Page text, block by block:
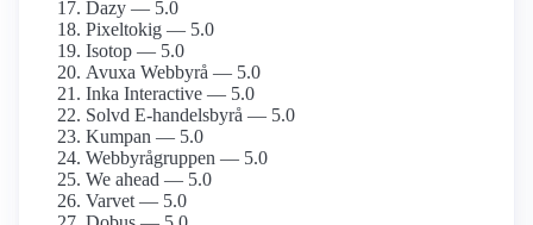
Dazy — 5.0
Pixeltokig — 5.0
Isotop — 5.0
Avuxa Webbyrå — 5.0
Inka Interactive — 5.0
Solvd E-handelsbyrå — 5.0
Kumpan — 5.0
Webbyrågruppen — 5.0
We ahead — 5.0
Varvet — 5.0